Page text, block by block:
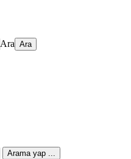
Ara
Arama yap ...